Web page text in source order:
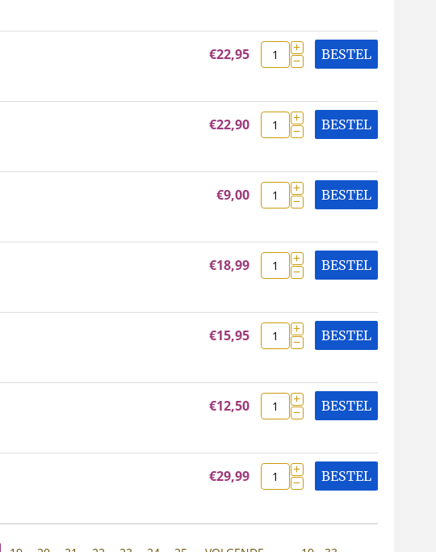
€22,95 +
− BESTEL
€22,90 +
− BESTEL
€9,00 +
− BESTEL
€18,99 +
− BESTEL
€15,95 +
− BESTEL
€12,50 +
− BESTEL
€29,99 +
− BESTEL